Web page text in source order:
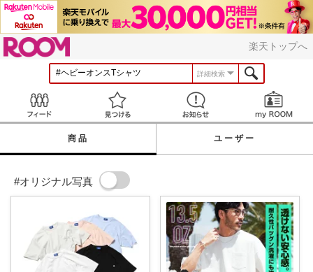
楽天トップへ
詳細検索
見つける お知らせ
商品 ユーザー
#オリジナル写真